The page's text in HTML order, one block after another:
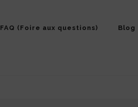
FAQ (Foire aux questions) Blog